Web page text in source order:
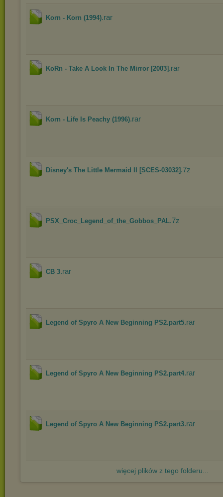
Korn - Korn (1994).rar
KoRn - Take A Look In The Mirror [2003] .rar
Korn - Life Is Peachy (1996).rar
Disney's The Little Mermaid II [SCES-03032] .7z
PSX_Croc_Legend_of_the_Gobbos_PAL.7z
CB 3.rar
Legend of Spyro A New Beginning PS2.part5.rar
Legend of Spyro A New Beginning PS2.part4.rar
Legend of Spyro A New Beginning PS2.part3.rar
więcej plików z tego folderu...